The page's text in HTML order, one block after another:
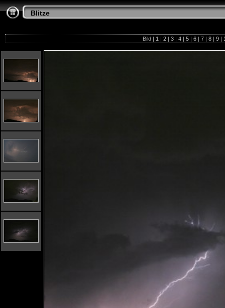
Blitze
Bild | 1 | 2 | 3 | 4 | 5 | 6 | 7 | 8 | 9 |